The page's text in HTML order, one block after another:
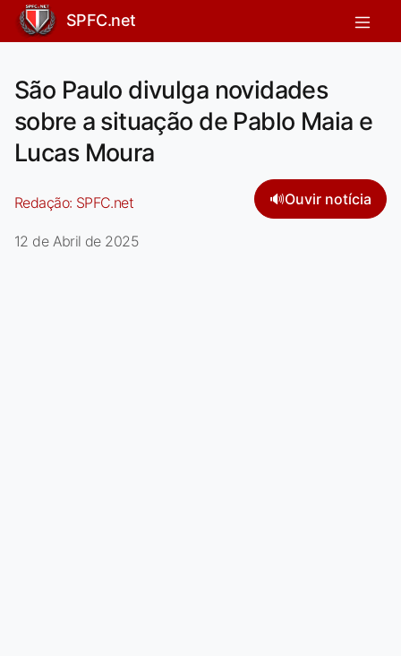
SPFC.net
São Paulo divulga novidades
sobre a situação de Pablo Maia e
Lucas Moura
Redação: SPFC.net 🔊Ouvir notícia
12 de Abril de 2025